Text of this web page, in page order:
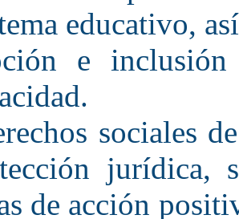
educativo,
e
sociales
jurídica,
de acción